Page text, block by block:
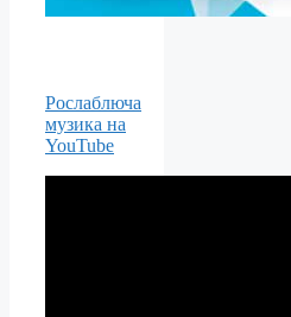
Рослаблюча
музика на
YouTube